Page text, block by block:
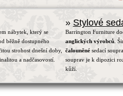
nábytek, který se
běžně dostupného
strohost dnešní doby,
a nadčasovostí.
» Stylové
Barrington Furniture
anglických výrobců.
čalouněnésedací
souprav je k dipozici
kůží.